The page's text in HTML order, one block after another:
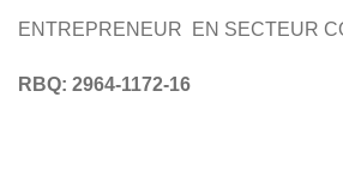
ENTREPRENEUR EN SECTEUR
RBQ: 2964-1172-16